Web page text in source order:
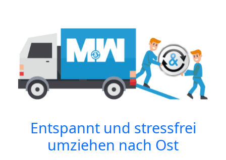
Entspannt und stressfrei
umziehen nach Ost